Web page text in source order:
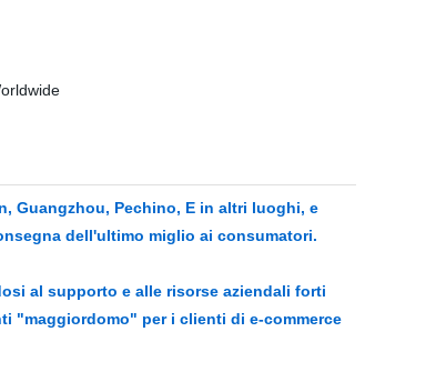
Guangzhou, Pechino, E in altri luoghi, e
dell'ultimo miglio ai consumatori.
al supporto e alle risorse aziendali forti
"maggiordomo" per i clienti di e-commerce